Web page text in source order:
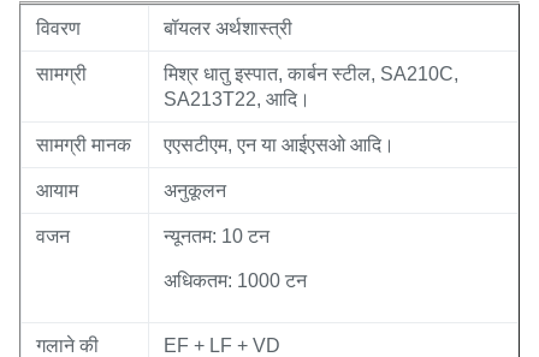
विवरण बॉयलर अर्थशास्त्री
सामग्री
मिश्र धातु इस्पात, कार्बन स्टील, SA210C,
SA213T22, आदि।
सामग्री मानक एएसटीएम, एन या आईएसओ आदि।
आयाम अनुकूलन
वजन न्यूनतम: 10 टन
अधिकतम: 1000 टन
गलाने की
EF + LF + VD